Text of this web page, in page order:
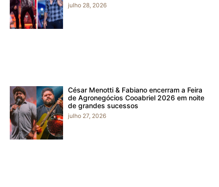
julho 28, 2026
César Menotti & Fabiano encerram a Feira
de Agronegócios Cooabriel 2026 em noite
de grandes sucessos
julho 27, 2026